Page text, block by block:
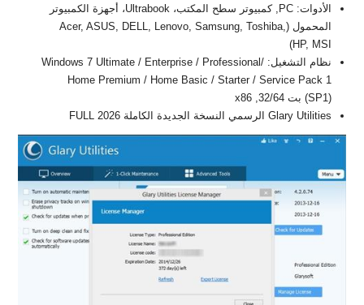
الأدوات: PC, كمبيوتر سطح المكتب، Ultrabook، أجهزة الكمبيوتر
المحمول (Acer, ASUS, DELL, Lenovo, Samsung, Toshiba,
HP, MSI)
نظام التشغيل: Windows 7 Ultimate / Enterprise / Professional/
Home Premium / Home Basic / Starter / Service Pack 1
(SP1) بت 32/64, x86
Glary Utilities الرسمي النسخة الجديدة الكاملة FULL 2026